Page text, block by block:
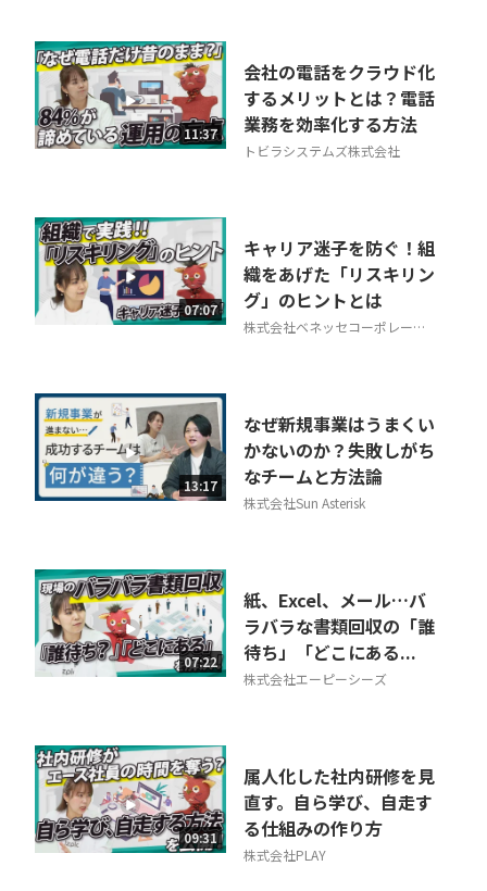
11:37
会社の電話をクラウド化
するメリットとは？電話
業務を効率化する方法
トビラシステムズ株式会社
07:07
キャリア迷子を防ぐ！組
織をあげた「リスキリン
グ」のヒントとは
株式会社ベネッセコーポレーシ
13:17
なぜ新規事業はうまくい
かないのか？失敗しがち
なチームと方法論
株式会社Sun Asterisk
07:22
紙、Excel、メール…バ
ラバラな書類回収の「誰
待ち」「どこにある...
株式会社エーピーシーズ
09:31
属人化した社内研修を見
直す。自ら学び、自走す
る仕組みの作り方
株式会社PLAY